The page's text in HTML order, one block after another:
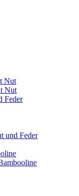
Nut
Nut
Feder
und Feder